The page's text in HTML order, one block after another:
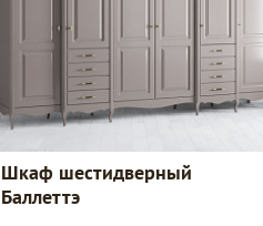
Шкаф шестидверный
Баллеттэ